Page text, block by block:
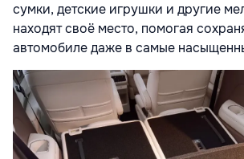
сумки, детские игрушки и другие
находят своё место, помогая
автомобиле даже в самые